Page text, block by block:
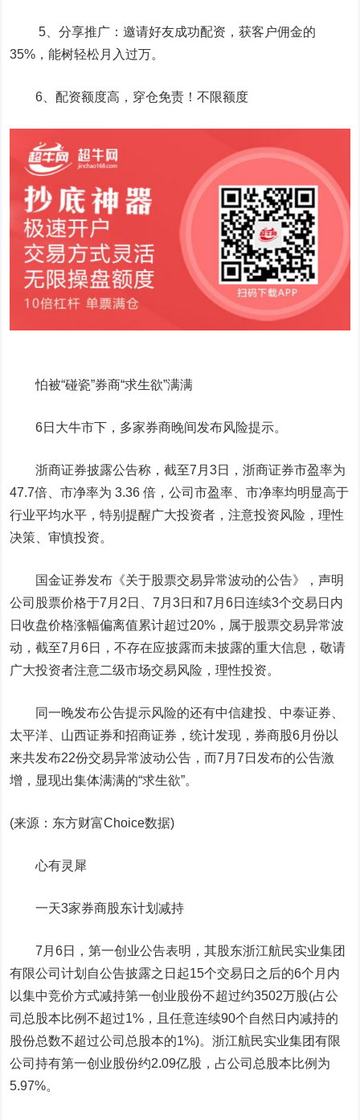
5、分享推广：邀请好友成功配资，获客户佣金的
35%，能树轻松月入过万。
6、配资额度高，穿仓免责！不限额度
怕被“碰瓷”券商“求生欲”满满
6日大牛市下，多家券商晚间发布风险提示。
浙商证券披露公告称，截至7月3日，浙商证券市盈率为
47.7倍、市净率为 3.36 倍，公司市盈率、市净率均明显高于
行业平均水平，特别提醒广大投资者，注意投资风险，理性
决策、审慎投资。
国金证券发布《关于股票交易异常波动的公告》，声明
公司股票价格于7月2日、7月3日和7月6日连续3个交易日内
日收盘价格涨幅偏离值累计超过20%，属于股票交易异常波
动，截至7月6日，不存在应披露而未披露的重大信息，敬请
广大投资者注意二级市场交易风险，理性投资。
同一晚发布公告提示风险的还有中信建投、中泰证券、
太平洋、山西证券和招商证券，统计发现，券商股6月份以
来共发布22份交易异常波动公告，而7月7日发布的公告激
增，显现出集体满满的“求生欲”。
(来源：东方财富Choice数据)
心有灵犀
一天3家券商股东计划减持
7月6日，第一创业公告表明，其股东浙江航民实业集团
有限公司计划自公告披露之日起15个交易日之后的6个月内
以集中竞价方式减持第一创业股份不超过约3502万股(占公
司总股本比例不超过1%，且任意连续90个自然日内减持的
股份总数不超过公司总股本的1%)。浙江航民实业集团有限
公司持有第一创业股份约2.09亿股，占公司总股本比例为
5.97%。